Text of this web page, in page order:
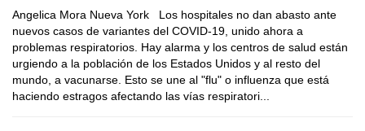
Angelica Mora Nueva York Los hospitales no dan abasto ante
nuevos casos de variantes del COVID-19, unido ahora a
problemas respiratorios. Hay alarma y los centros de salud están
urgiendo a la población de los Estados Unidos y al resto del
mundo, a vacunarse. Esto se une al "flu" o influenza que está
haciendo estragos afectando las vías respiratori...